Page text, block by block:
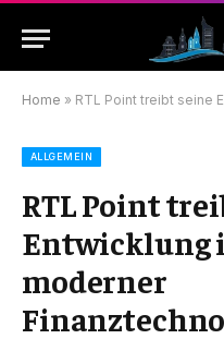
Home » RTL Point treibt seine
ALLGEMEIN
RTL Point
Entwicklung
moderner